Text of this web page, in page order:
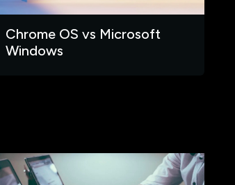
Chrome OS vs Microsoft
Windows